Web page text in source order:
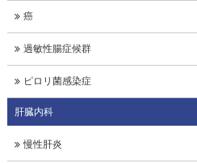
癌
過敏性腸症候群
ピロリ菌感染症
肝臓内科
慢性肝炎